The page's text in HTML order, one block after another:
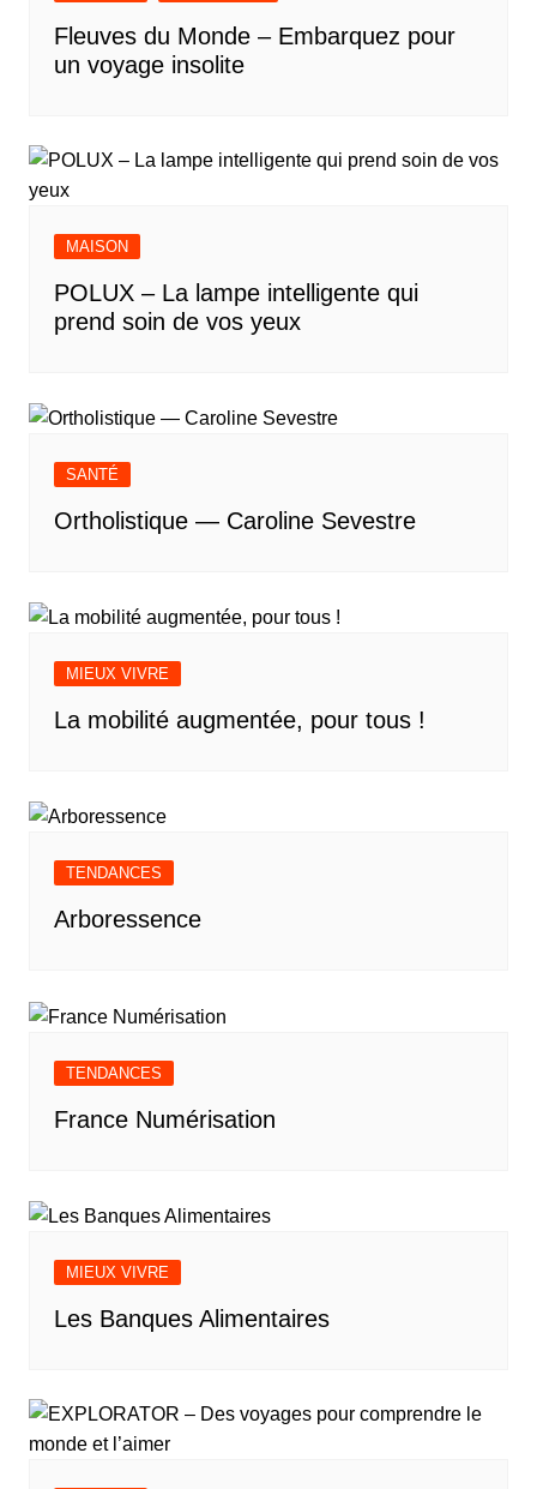
Fleuves du Monde – Embarquez pour
un voyage insolite
MAISON
POLUX – La lampe intelligente qui
prend soin de vos yeux
SANTÉ
Ortholistique — Caroline Sevestre
MIEUX VIVRE
La mobilité augmentée, pour tous !
TENDANCES
Arboressence
TENDANCES
France Numérisation
MIEUX VIVRE
Les Banques Alimentaires